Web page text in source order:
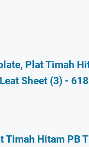
Plat Timah
Sheet (3) -
Timah Hitam PB